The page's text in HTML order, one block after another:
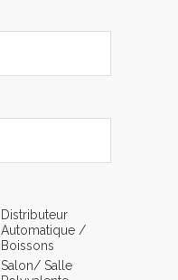
Distributeur
Automatique /
Boissons
Salon/ Salle